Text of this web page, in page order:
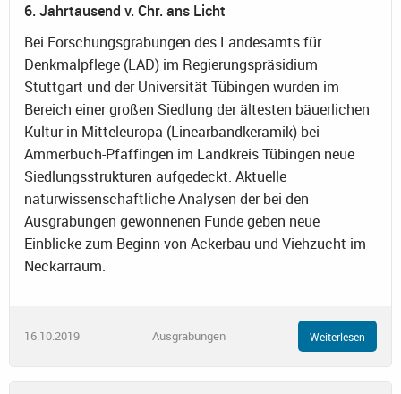
6. Jahrtausend v. Chr. ans Licht
Bei Forschungsgrabungen des Landesamts für
Denkmalpflege (LAD) im Regierungspräsidium
Stuttgart und der Universität Tübingen wurden im
Bereich einer großen Siedlung der ältesten bäuerlichen
Kultur in Mitteleuropa (Linearbandkeramik) bei
Ammerbuch-Pfäffingen im Landkreis Tübingen neue
Siedlungsstrukturen aufgedeckt. Aktuelle
naturwissenschaftliche Analysen der bei den
Ausgrabungen gewonnenen Funde geben neue
Einblicke zum Beginn von Ackerbau und Viehzucht im
Neckarraum.
16.10.2019 Ausgrabungen Weiterlesen